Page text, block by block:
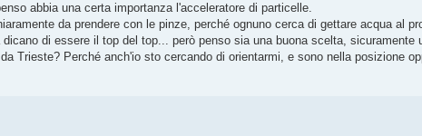
abbia una certa importanza l'acceleratore di particelle.
da prendere con le pinze, perché ognuno cerca di gettare acqua al
di essere il top del top... però penso sia una buona scelta, sicuramente
Trieste? Perché anch'io sto cercando di orientarmi, e sono nella posizione